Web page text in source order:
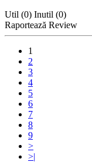
Util (0) Inutil (0)
Raportează Review
1
2
3
4
5
6
7
8
9
>
>|